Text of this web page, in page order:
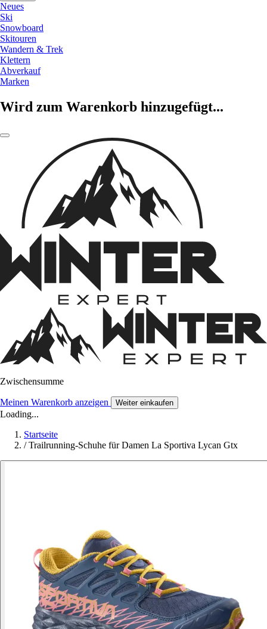
Neues
Ski
Snowboard
Skitouren
Wandern & Trek
Klettern
Abverkauf
Marken
Wird zum Warenkorb hinzugefügt...
Zwischensumme
Meinen Warenkorb anzeigen Weiter einkaufen
Loading...
Startseite
/ Trailrunning-Schuhe für Damen La Sportiva Lycan Gtx